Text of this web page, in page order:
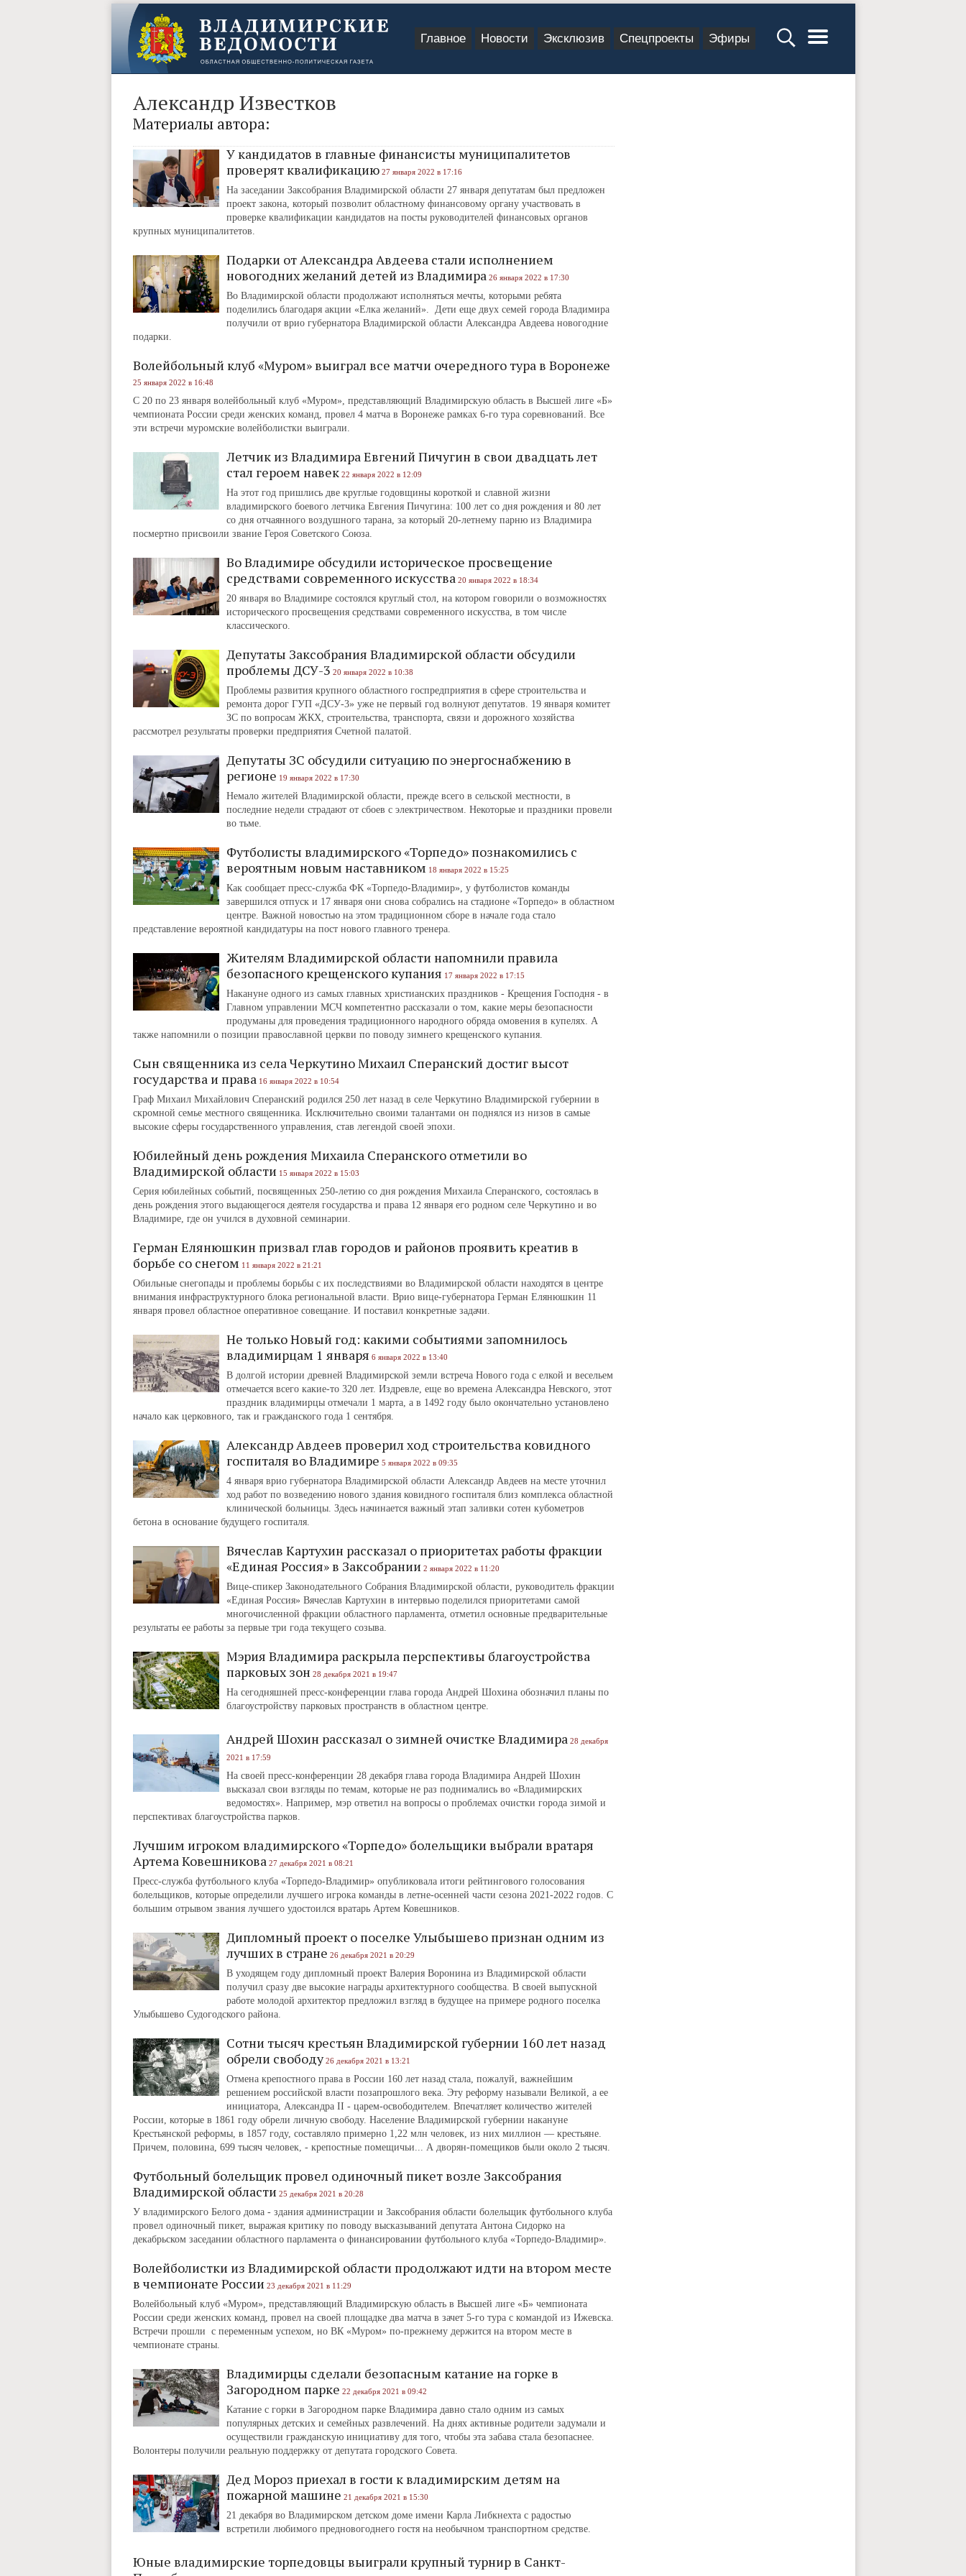
Главное Новости Эксклюзив Спецпроекты Эфиры
Александр Известков
Материалы автора:
У кандидатов в главные финансисты муниципалитетов
проверят квалификацию 27 января 2022 в 17:16
На заседании Заксобрания Владимирской области 27 января депутатам был предложен
проект закона, который позволит областному финансовому органу участвовать в
проверке квалификации кандидатов на посты руководителей финансовых органов
крупных муниципалитетов.
Подарки от Александра Авдеева стали исполнением
новогодних желаний детей из Владимира 26 января 2022 в 17:30
Во Владимирской области продолжают исполняться мечты, которыми ребята
поделились благодаря акции «Елка желаний». Дети еще двух семей города Владимира
получили от врио губернатора Владимирской области Александра Авдеева новогодние
подарки.
Волейбольный клуб «Муром» выиграл все матчи очередного тура в Воронеже
25 января 2022 в 16:48
С 20 по 23 января волейбольный клуб «Муром», представляющий Владимирскую область в Высшей лиге «Б»
чемпионата России среди женских команд, провел 4 матча в Воронеже рамках 6-го тура соревнований. Все
эти встречи муромские волейболистки выиграли.
Летчик из Владимира Евгений Пичугин в свои двадцать лет
стал героем навек 22 января 2022 в 12:09
На этот год пришлись две круглые годовщины короткой и славной жизни
владимирского боевого летчика Евгения Пичугина: 100 лет со дня рождения и 80 лет
со дня отчаянного воздушного тарана, за который 20-летнему парню из Владимира
посмертно присвоили звание Героя Советского Союза.
Во Владимире обсудили историческое просвещение
средствами современного искусства 20 января 2022 в 18:34
20 января во Владимире состоялся круглый стол, на котором говорили о возможностях
исторического просвещения средствами современного искусства, в том числе
классического.
Депутаты Заксобрания Владимирской области обсудили
проблемы ДСУ-3 20 января 2022 в 10:38
Проблемы развития крупного областного госпредприятия в сфере строительства и
ремонта дорог ГУП «ДСУ-3» уже не первый год волнуют депутатов. 19 января комитет
ЗС по вопросам ЖКХ, строительства, транспорта, связи и дорожного хозяйства
рассмотрел результаты проверки предприятия Счетной палатой.
Депутаты ЗС обсудили ситуацию по энергоснабжению в
регионе 19 января 2022 в 17:30
Немало жителей Владимирской области, прежде всего в сельской местности, в
последние недели страдают от сбоев с электричеством. Некоторые и праздники провели
во тьме.
Футболисты владимирского «Торпедо» познакомились с
вероятным новым наставником 18 января 2022 в 15:25
Как сообщает пресс-служба ФК «Торпедо-Владимир», у футболистов команды
завершился отпуск и 17 января они снова собрались на стадионе «Торпедо» в областном
центре. Важной новостью на этом традиционном сборе в начале года стало
представление вероятной кандидатуры на пост нового главного тренера.
Жителям Владимирской области напомнили правила
безопасного крещенского купания 17 января 2022 в 17:15
Накануне одного из самых главных христианских праздников - Крещения Господня - в
Главном управлении МСЧ компетентно рассказали о том, какие меры безопасности
продуманы для проведения традиционного народного обряда омовения в купелях. А
также напомнили о позиции православной церкви по поводу зимнего крещенского купания.
Сын священника из села Черкутино Михаил Сперанский достиг высот
государства и права 16 января 2022 в 10:54
Граф Михаил Михайлович Сперанский родился 250 лет назад в селе Черкутино Владимирской губернии в
скромной семье местного священника. Исключительно своими талантами он поднялся из низов в самые
высокие сферы государственного управления, став легендой своей эпохи.
Юбилейный день рождения Михаила Сперанского отметили во
Владимирской области 15 января 2022 в 15:03
Серия юбилейных событий, посвященных 250-летию со дня рождения Михаила Сперанского, состоялась в
день рождения этого выдающегося деятеля государства и права 12 января его родном селе Черкутино и во
Владимире, где он учился в духовной семинарии.
Герман Елянюшкин призвал глав городов и районов проявить креатив в
борьбе со снегом 11 января 2022 в 21:21
Обильные снегопады и проблемы борьбы с их последствиями во Владимирской области находятся в центре
внимания инфраструктурного блока региональной власти. Врио вице-губернатора Герман Елянюшкин 11
января провел областное оперативное совещание. И поставил конкретные задачи.
Не только Новый год: какими событиями запомнилось
владимирцам 1 января 6 января 2022 в 13:40
В долгой истории древней Владимирской земли встреча Нового года с елкой и весельем
отмечается всего какие-то 320 лет. Издревле, еще во времена Александра Невского, этот
праздник владимирцы отмечали 1 марта, а в 1492 году было окончательно установлено
начало как церковного, так и гражданского года 1 сентября.
Александр Авдеев проверил ход строительства ковидного
госпиталя во Владимире 5 января 2022 в 09:35
4 января врио губернатора Владимирской области Александр Авдеев на месте уточнил
ход работ по возведению нового здания ковидного госпиталя близ комплекса областной
клинической больницы. Здесь начинается важный этап заливки сотен кубометров
бетона в основание будущего госпиталя.
Вячеслав Картухин рассказал о приоритетах работы фракции
«Единая Россия» в Заксобрании 2 января 2022 в 11:20
Вице-спикер Законодательного Собрания Владимирской области, руководитель фракции
«Единая Россия» Вячеслав Картухин в интервью поделился приоритетами самой
многочисленной фракции областного парламента, отметил основные предварительные
результаты ее работы за первые три года текущего созыва.
Мэрия Владимира раскрыла перспективы благоустройства
парковых зон 28 декабря 2021 в 19:47
На сегодняшней пресс-конференции глава города Андрей Шохина обозначил планы по
благоустройству парковых пространств в областном центре.
Андрей Шохин рассказал о зимней очистке Владимира 28 декабря
2021 в 17:59
На своей пресс-конференции 28 декабря глава города Владимира Андрей Шохин
высказал свои взгляды по темам, которые не раз поднимались во «Владимирских
ведомостях». Например, мэр ответил на вопросы о проблемах очистки города зимой и
перспективах благоустройства парков.
Лучшим игроком владимирского «Торпедо» болельщики выбрали вратаря
Артема Ковешникова 27 декабря 2021 в 08:21
Пресс-служба футбольного клуба «Торпедо-Владимир» опубликовала итоги рейтингового голосования
болельщиков, которые определили лучшего игрока команды в летне-осенней части сезона 2021-2022 годов. С
большим отрывом звания лучшего удостоился вратарь Артем Ковешников.
Дипломный проект о поселке Улыбышево признан одним из
лучших в стране 26 декабря 2021 в 20:29
В уходящем году дипломный проект Валерия Воронина из Владимирской области
получил сразу две высокие награды архитектурного сообщества. В своей выпускной
работе молодой архитектор предложил взгляд в будущее на примере родного поселка
Улыбышево Судогодского района.
Сотни тысяч крестьян Владимирской губернии 160 лет назад
обрели свободу 26 декабря 2021 в 13:21
Отмена крепостного права в России 160 лет назад стала, пожалуй, важнейшим
решением российской власти позапрошлого века. Эту реформу называли Великой, а ее
инициатора, Александра II - царем-освободителем. Впечатляет количество жителей
России, которые в 1861 году обрели личную свободу. Население Владимирской губернии накануне
Крестьянской реформы, в 1857 году, составляло примерно 1,22 млн человек, из них миллион — крестьяне.
Причем, половина, 699 тысяч человек, - крепостные помещичьи... А дворян-помещиков были около 2 тысяч.
Футбольный болельщик провел одиночный пикет возле Заксобрания
Владимирской области 25 декабря 2021 в 20:28
У владимирского Белого дома - здания администрации и Заксобрания области болельщик футбольного клуба
провел одиночный пикет, выражая критику по поводу высказываний депутата Антона Сидорко на
декабрьском заседании областного парламента о финансировании футбольного клуба «Торпедо-Владимир».
Волейболистки из Владимирской области продолжают идти на втором месте
в чемпионате России 23 декабря 2021 в 11:29
Волейбольный клуб «Муром», представляющий Владимирскую область в Высшей лиге «Б» чемпионата
России среди женских команд, провел на своей площадке два матча в зачет 5-го тура с командой из Ижевска.
Встречи прошли с переменным успехом, но ВК «Муром» по-прежнему держится на втором месте в
чемпионате страны.
Владимирцы сделали безопасным катание на горке в
Загородном парке 22 декабря 2021 в 09:42
Катание с горки в Загородном парке Владимира давно стало одним из самых
популярных детских и семейных развлечений. На днях активные родители задумали и
осуществили гражданскую инициативу для того, чтобы эта забава стала безопаснее.
Волонтеры получили реальную поддержку от депутата городского Совета.
Дед Мороз приехал в гости к владимирским детям на
пожарной машине 21 декабря 2021 в 15:30
21 декабря во Владимирском детском доме имени Карла Либкнехта с радостью
встретили любимого предновогоднего гостя на необычном транспортном средстве.
Юные владимирские торпедовцы выиграли крупный турнир в Санкт-